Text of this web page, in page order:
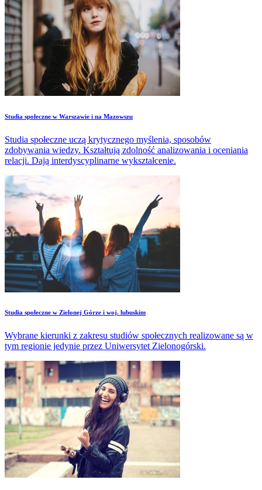
Studia społeczne w Warszawie i na Mazowszu
Studia społeczne uczą krytycznego myślenia, sposobów
zdobywania wiedzy. Kształtują zdolność analizowania i oceniania
relacji. Dają interdyscyplinarne wykształcenie.
Studia społeczne w Zielonej Górze i woj. lubuskim
Wybrane kierunki z zakresu studiów społecznych realizowane są w
tym regionie jedynie przez Uniwersytet Zielonogórski.